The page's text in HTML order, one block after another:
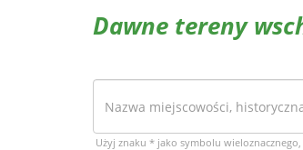
Dawne tereny
Użyj znaku * jako symbolu